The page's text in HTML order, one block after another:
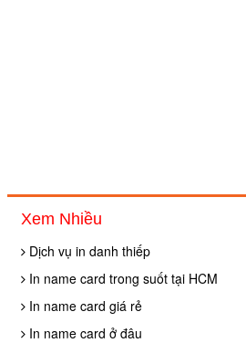
Xem Nhiều
Dịch vụ in danh thiếp
In name card trong suốt tại HCM
In name card giá rẻ
In name card ở đâu